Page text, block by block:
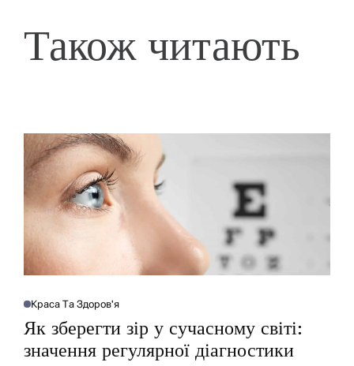
Також читають
О
У
Л
І
Краса Та Здоров'я
Як зберегти зір у сучасному світі:
значення регулярної діагностики